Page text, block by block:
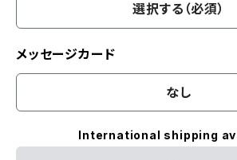
選択する（必須）
メッセージカード
なし
International shipping